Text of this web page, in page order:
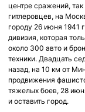
центре сражений,
гитлеровцев, на
городу 26 июня 1941
дивизия, которая
около 300 авто и
техники. Двадцать
назад, на 10 км от
продвижения
тяжелых боев, 28
и оставить город.